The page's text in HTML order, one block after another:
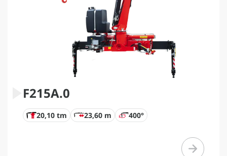
F215A.0
20,10 tm 23,60 m 400°